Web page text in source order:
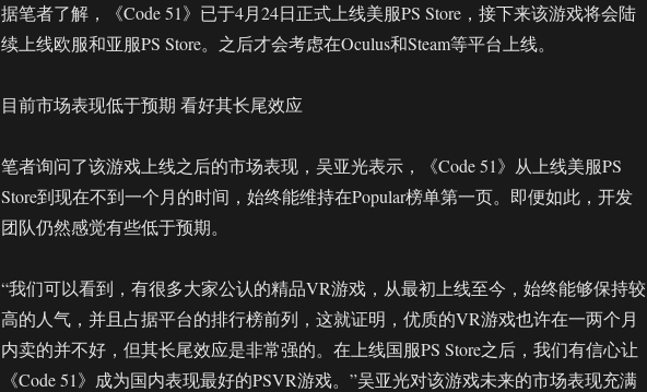
据笔者了解，《Code 51》已于4月24日正式上线美服PS Store，接下来该游戏将会陆
续上线欧服和亚服PS Store。之后才会考虑在Oculus和Steam等平台上线。
目前市场表现低于预期 看好其长尾效应
笔者询问了该游戏上线之后的市场表现，吴亚光表示，《Code 51》从上线美服PS
Store到现在不到一个月的时间，始终能维持在Popular榜单第一页。即便如此，开发
团队仍然感觉有些低于预期。
“我们可以看到，有很多大家公认的精品VR游戏，从最初上线至今，始终能够保持较
高的人气，并且占据平台的排行榜前列，这就证明，优质的VR游戏也许在一两个月
内卖的并不好，但其长尾效应是非常强的。在上线国服PS Store之后，我们有信心让
《Code 51》成为国内表现最好的PSVR游戏。”吴亚光对该游戏未来的市场表现充满